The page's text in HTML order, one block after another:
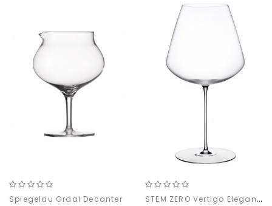
Spiegelau Graal Decanter STEM ZERO Vertigo Elegant Red Wine (L) (1'li)